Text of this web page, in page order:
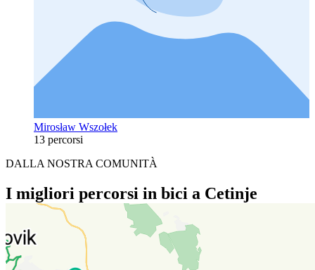
Mirosław Wszołek
13 percorsi
DALLA NOSTRA COMUNITÀ
I migliori percorsi in bici a Cetinje